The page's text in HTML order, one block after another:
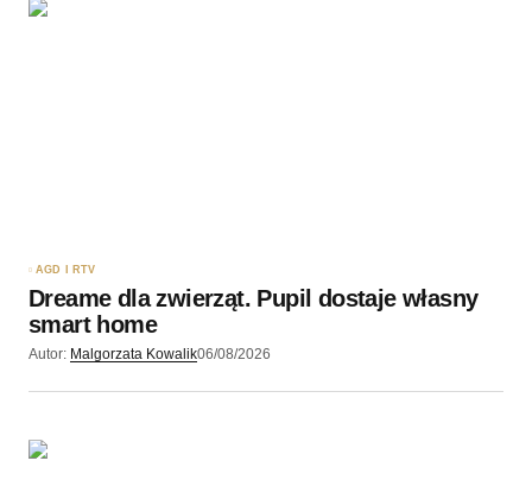
AGD I RTV
Dreame dla zwierząt. Pupil dostaje własny
smart home
Autor: Malgorzata Kowalik06/08/2026